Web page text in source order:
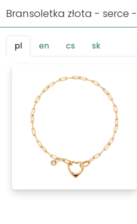
Bransoletka złota - serce
pl en cs sk